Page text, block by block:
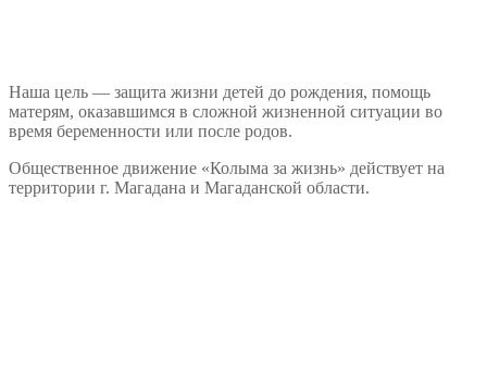
Наша цель — защита жизни детей до рождения, помощь
матерям, оказавшимся в сложной жизненной ситуации во
время беременности или после родов.
Общественное движение «Колыма за жизнь» действует на
территории г. Магадана и Магаданской области.